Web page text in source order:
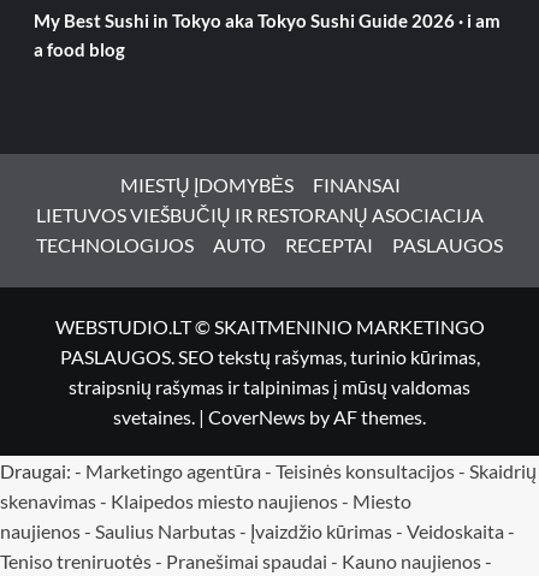
My Best Sushi in Tokyo aka Tokyo Sushi Guide 2026 · i am
a food blog
MIESTŲ ĮDOMYBĖS
FINANSAI
LIETUVOS VIEŠBUČIŲ IR RESTORANŲ ASOCIACIJA
TECHNOLOGIJOS
AUTO RECEPTAI PASLAUGOS
WEBSTUDIO.LT © SKAITMENINIO MARKETINGO
PASLAUGOS. SEO tekstų rašymas, turinio kūrimas,
straipsnių rašymas ir talpinimas į mūsų valdomas
svetaines. | CoverNews by AF themes.
Draugai: - Marketingo agentūra - Teisinės konsultacijos- Skaidrių
skenavimas- Klaipedos miesto naujienos- Miesto
naujienos- Saulius Narbutas- Įvaizdžio kūrimas- Veidoskaita -
Teniso treniruotės- Pranešimai spaudai - Kauno naujienos-